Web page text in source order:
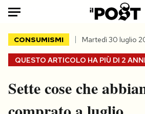
Auto
HOME
Italia
QUESTO ARTICOLO HA PIÙ DI 2 ANNI
CONSUMISMI Martedì 30 luglio
Sette cose che